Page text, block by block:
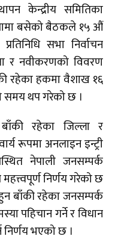
केन्द्रीय समितिका
बसेको बैठकले १५ औं
सभा निर्वाचन
र नवीकरणको विवरण
रहेका हकमा वैशाख १६
समय थप गरेको छ ।
रहेका जिल्ला र
रूपमा अनलाइन इन्ट्री
नेपाली जनसम्पर्क
निर्णय गरेको छ
बाँकी रहेका जनसम्पर्क
पहिचान गर्ने र विधान
निर्णय भएको छ ।